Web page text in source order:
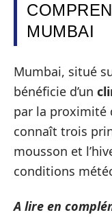
MUMBAI
Mumbai, situé
bénéficie d’un
par la proximité
connaît trois
mousson et
conditions
A lire en